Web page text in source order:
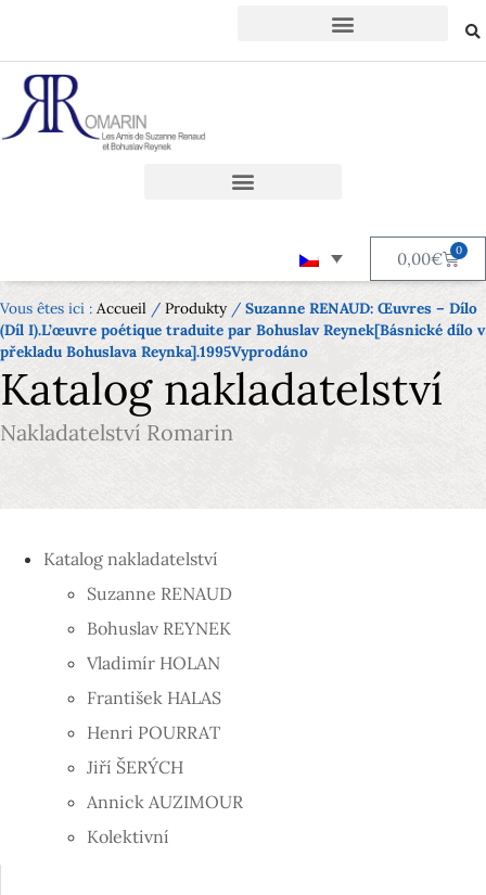
0,00€ 0
Vous êtes ici : Accueil / Produkty / Suzanne RENAUD: Œuvres – Dílo
(Díl I).L’œuvre poétique traduite par Bohuslav Reynek[Básnické dílo v
překladu Bohuslava Reynka].1995Vyprodáno
Katalog nakladatelství
Nakladatelství Romarin
Katalog nakladatelství
Suzanne RENAUD
Bohuslav REYNEK
Vladimír HOLAN
František HALAS
Henri POURRAT
Jiří ŠERÝCH
Annick AUZIMOUR
Kolektivní